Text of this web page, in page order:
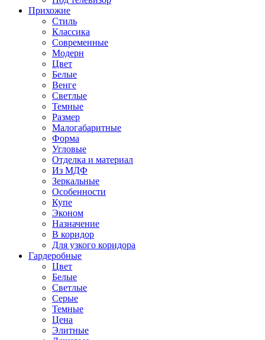
Прихожие
Стиль
Классика
Современные
Модерн
Цвет
Белые
Венге
Светлые
Темные
Размер
Малогабаритные
Форма
Угловые
Отделка и материал
Из МДФ
Зеркальные
Особенности
Купе
Эконом
Назначение
В коридор
Для узкого коридора
Гардеробные
Цвет
Белые
Светлые
Серые
Темные
Цена
Элитные